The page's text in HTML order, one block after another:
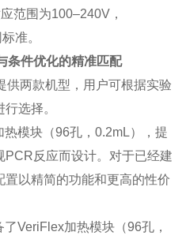
范围为100–240V，
准。
条件优化的精准匹配
两款机型，用户可根据实验
选择。
模块（96孔，0.2mL），提
反应而设计。对于已经建
以精简的功能和更高的性价
VeriFlex加热模块（96孔，